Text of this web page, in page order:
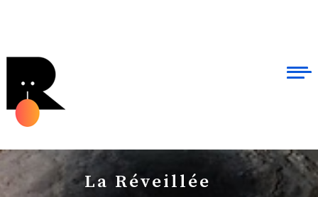
La Réveillée